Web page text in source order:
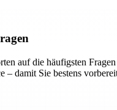
auf die häufigsten
– damit Sie bestens